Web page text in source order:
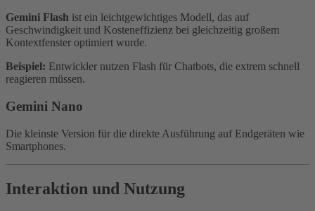
Gemini Flash ist ein leichtgewichtiges Modell, das auf
Geschwindigkeit und Kosteneffizienz bei gleichzeitig großem
Kontextfenster optimiert wurde.
Beispiel: Entwickler nutzen Flash für Chatbots, die extrem schnell
reagieren müssen.
Gemini Nano
Die kleinste Version für die direkte Ausführung auf Endgeräten wie
Smartphones.
Interaktion und Nutzung